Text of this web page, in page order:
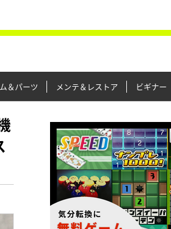
＆パーツ メンテ＆レストア ビギナー